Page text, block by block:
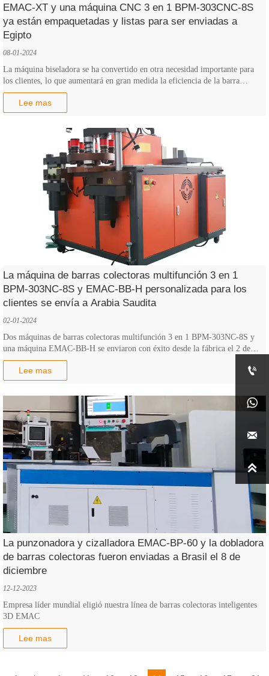
EMAC-XT y una máquina CNC 3 en 1 BPM-303CNC-8S
ya están empaquetadas y listas para ser enviadas a
Egipto
08-01-2024
La máquina biseladora se ha convertido en otra necesidad importante para
los clientes, lo que aumentará en gran medida la eficiencia de la barra
colectora.
Lee mas
La máquina de barras colectoras multifunción 3 en 1
BPM-303NC-8S y EMAC-BB-H personalizada para los
clientes se envía a Arabia Saudita
02-01-2024
Dos máquinas de barras colectoras multifunción 3 en 1 BPM-303NC-8S y
una máquina EMAC-BB-H se enviaron con éxito desde la fábrica el 2 de
enero.
Lee mas
La punzonadora y cizalladora EMAC-BP-60 y la dobladora
de barras colectoras fueron enviadas a Brasil el 8 de
diciembre
12-12-2023
Empresa líder mundial eligió nuestra línea de barras colectoras inteligentes
3D EMAC
Lee mas



